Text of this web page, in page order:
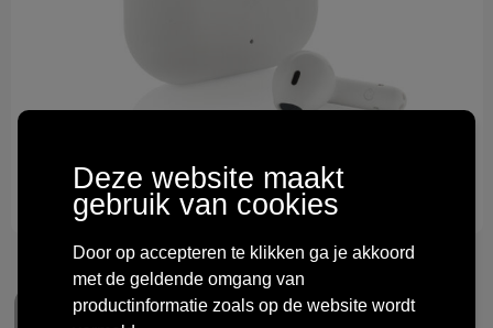
Deze website maakt
gebruik van cookies
Door op accepteren te klikken ga je akkoord
met de geldende omgang van
productinformatie zoals op de website wordt